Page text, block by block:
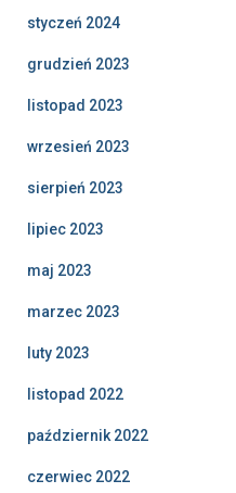
styczeń 2024
grudzień 2023
listopad 2023
wrzesień 2023
sierpień 2023
lipiec 2023
maj 2023
marzec 2023
luty 2023
listopad 2022
październik 2022
czerwiec 2022